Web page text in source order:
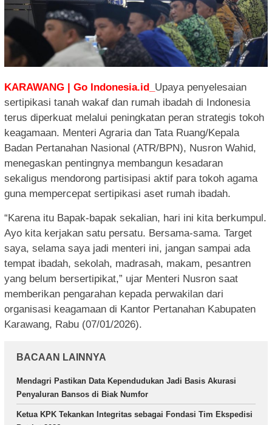
KARAWANG | Go Indonesia.id_ Upaya penyelesaian
sertipikasi tanah wakaf dan rumah ibadah di Indonesia
terus diperkuat melalui peningkatan peran strategis tokoh
keagamaan. Menteri Agraria dan Tata Ruang/Kepala
Badan Pertanahan Nasional (ATR/BPN), Nusron Wahid,
menegaskan pentingnya membangun kesadaran
sekaligus mendorong partisipasi aktif para tokoh agama
guna mempercepat sertipikasi aset rumah ibadah.
“Karena itu Bapak-bapak sekalian, hari ini kita berkumpul.
Ayo kita kerjakan satu persatu. Bersama-sama. Target
saya, selama saya jadi menteri ini, jangan sampai ada
tempat ibadah, sekolah, madrasah, makam, pesantren
yang belum bersertipikat,” ujar Menteri Nusron saat
memberikan pengarahan kepada perwakilan dari
organisasi keagamaan di Kantor Pertanahan Kabupaten
Karawang, Rabu (07/01/2026).
BACAAN LAINNYA
Mendagri Pastikan Data Kependudukan Jadi Basis Akurasi
Penyaluran Bansos di Biak Numfor
Ketua KPK Tekankan Integritas sebagai Fondasi Tim Ekspedisi